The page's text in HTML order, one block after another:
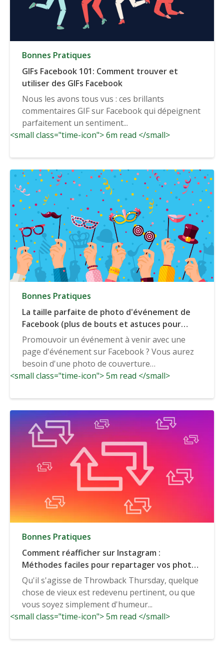
Bonnes Pratiques
GIFs Facebook 101: Comment trouver et
utiliser des GIFs Facebook
Nous les avons tous vus : ces brillants
commentaires GIF sur Facebook qui dépeignent
parfaitement un sentiment...
<small class="time-icon"> 6m read </small>
Bonnes Pratiques
La taille parfaite de photo d'événement de
Facebook (plus de bouts et astuces pour
engager des photos d'événement de
Facebook)
Promouvoir un événement à venir avec une
page d'événement sur Facebook ? Vous aurez
besoin d'une photo de couverture
exceptionnelle. Si...
<small class="time-icon"> 5m read </small>
Bonnes Pratiques
Comment réafficher sur Instagram :
Méthodes faciles pour repartager vos photos
Instagram
Qu'il s'agisse de Throwback Thursday, quelque
chose de vieux est redevenu pertinent, ou que
vous soyez simplement d'humeur...
<small class="time-icon"> 5m read </small>